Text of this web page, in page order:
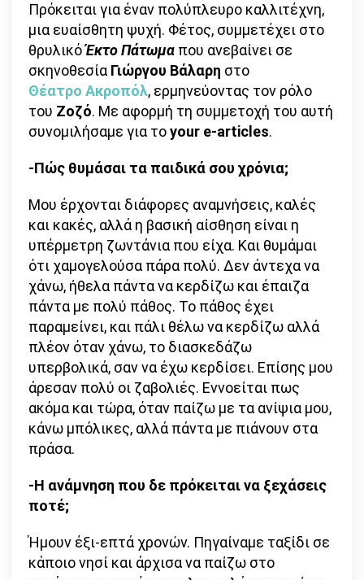
στους
ρόλους
είναι
η
οικουμενική
ανθρώπινή
τους
Πρόκειται για έναν πολύπλευρο καλλιτέχνη,
μια ευαίσθητη ψυχή. Φέτος, συμμετέχει στο
θρυλικόΈκτο Πάτωμα που ανεβαίνει σε
σκηνοθεσίαΓιώργου Βάλαρη στο
Θέατρο Ακροπόλ, ερμηνεύοντας τον ρόλο
του Ζοζό. Με αφορμή τη συμμετοχή του αυτή
συνομιλήσαμε για τοyour e-articles.
-Πώς θυμάσαι τα παιδικά σου χρόνια;
Μου έρχονται διάφορες αναμνήσεις, καλές
και κακές, αλλά η βασική αίσθηση είναι η
υπέρμετρη ζωντάνια που είχα. Και θυμάμαι
ότι χαμογελούσα πάρα πολύ. Δεν άντεχα να
χάνω, ήθελα πάντα να κερδίζω και έπαιζα
πάντα με πολύ πάθος. Το πάθος έχει
παραμείνει, και πάλι θέλω να κερδίζω αλλά
πλέον όταν χάνω, το διασκεδάζω
υπερβολικά, σαν να έχω κερδίσει. Επίσης μου
άρεσαν πολύ οι ζαβολιές. Εννοείται πως
ακόμα και τώρα, όταν παίζω με τα ανίψια μου,
κάνω μπόλικες, αλλά πάντα με πιάνουν στα
πράσα.
-Η ανάμνηση που δε πρόκειται να ξεχάσεις
ποτέ;
Ήμουν έξι-επτά χρονών. Πηγαίναμε ταξίδι σε
κάποιο νησί και άρχισα να παίζω στο